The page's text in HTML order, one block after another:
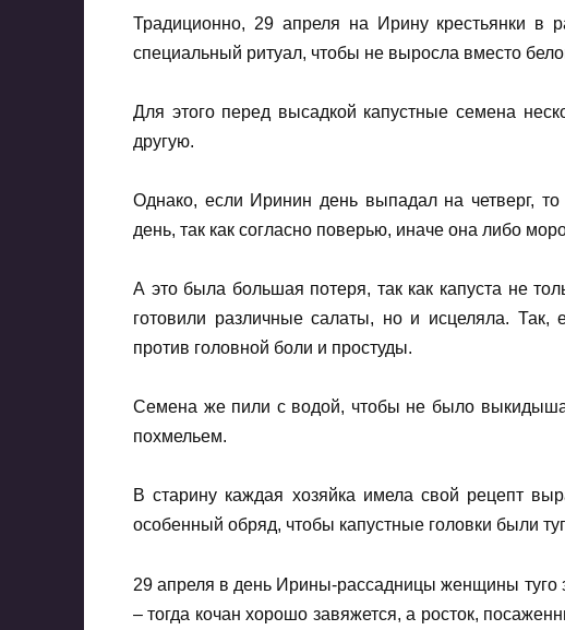
Традиционно, 29 апреля на Ирину крестьянки в
специальный ритуал, чтобы не выросла вместо
Для этого перед высадкой капустные семена
другую.
Однако, если Иринин день выпадал на четверг,
день, так как согласно поверью, иначе она либо
А это была большая потеря, так как капуста не
готовили различные салаты, но и исцеляла. Так,
против головной боли и простуды.
Семена же пили с водой, чтобы не было
похмельем.
В старину каждая хозяйка имела свой рецепт
особенный обряд, чтобы капустные головки были
29 апреля в день Ирины-рассадницы женщины туго
– тогда кочан хорошо завяжется, а росток,